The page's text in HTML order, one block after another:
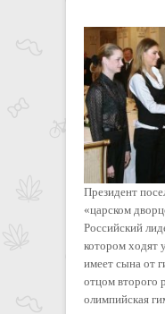
Президент
«царском
Российский
котором ходят
имеет сына от
отцом второго
олимпийская